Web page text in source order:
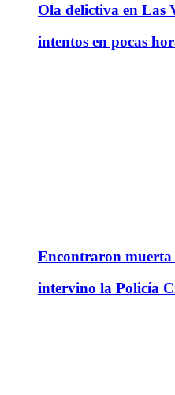
Ola delictiva en Las
intentos en pocas
Encontraron muerta
intervino la Policía